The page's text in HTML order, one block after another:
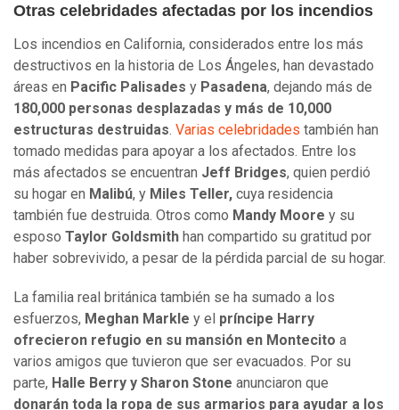
Otras celebridades afectadas por los incendios
Los incendios en California, considerados entre los más
destructivos en la historia de Los Ángeles, han devastado
áreas en Pacific Palisades y Pasadena, dejando más de
180,000 personas desplazadas y más de 10,000
estructuras destruidas. Varias celebridades también han
tomado medidas para apoyar a los afectados. Entre los
más afectados se encuentran Jeff Bridges, quien perdió
su hogar en Malibú, y Miles Teller, cuya residencia
también fue destruida. Otros como Mandy Moore y su
esposo Taylor Goldsmith han compartido su gratitud por
haber sobrevivido, a pesar de la pérdida parcial de su hogar.
La familia real británica también se ha sumado a los
esfuerzos, Meghan Markle y el príncipe Harry
ofrecieron refugio en su mansión en Montecito a
varios amigos que tuvieron que ser evacuados. Por su
parte, Halle Berry y Sharon Stone anunciaron que
donarán toda la ropa de sus armarios para ayudar a los